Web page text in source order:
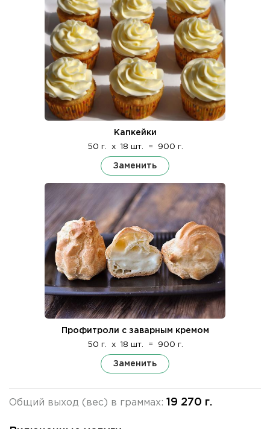
Капкейки
50 г. x 18 шт. = 900 г.
Заменить
Профитроли с заварным кремом
50 г. x 18 шт. = 900 г.
Заменить
Общий выход (вес) в граммах: 19 270 г.